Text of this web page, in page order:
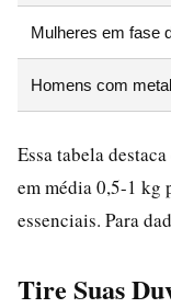
Mulheres em fase
Homens com
Essa tabela
em média 0,5-1 kg
essenciais. Para
Tire Suas